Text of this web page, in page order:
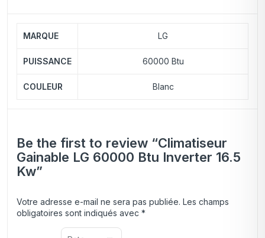
MARQUE LG
PUISSANCE 60000 Btu
COULEUR Blanc
Be the first to review “Climatiseur
Gainable LG 60000 Btu Inverter 16.5
Kw”
Votre adresse e-mail ne sera pas publiée. Les champs
obligatoires sont indiqués avec *